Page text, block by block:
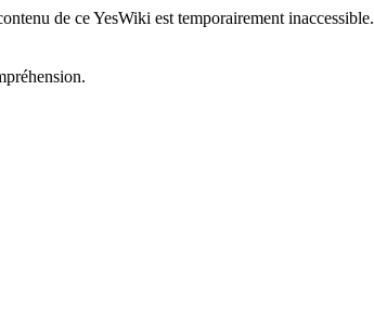
de ce YesWiki est temporairement inaccessible.